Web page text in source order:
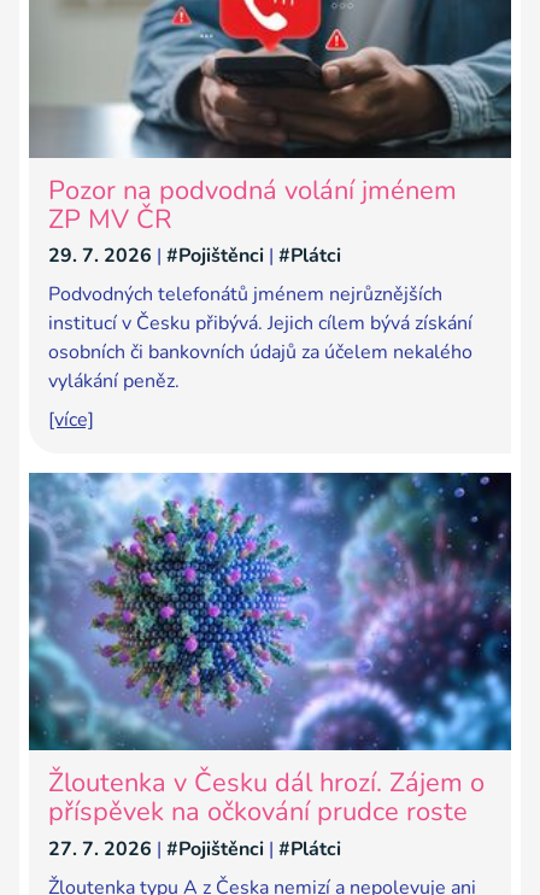
Pozor na podvodná volání jménem
ZP MV ČR
29. 7. 2026 | #Pojištěnci | #Plátci
Podvodných telefonátů jménem nejrůznějších
institucí v Česku přibývá. Jejich cílem bývá získání
osobních či bankovních údajů za účelem nekalého
vylákání peněz.
[více]
Žloutenka v Česku dál hrozí. Zájem o
příspěvek na očkování prudce roste
27. 7. 2026 | #Pojištěnci | #Plátci
Žloutenka typu A z Česka nemizí a nepolevuje ani